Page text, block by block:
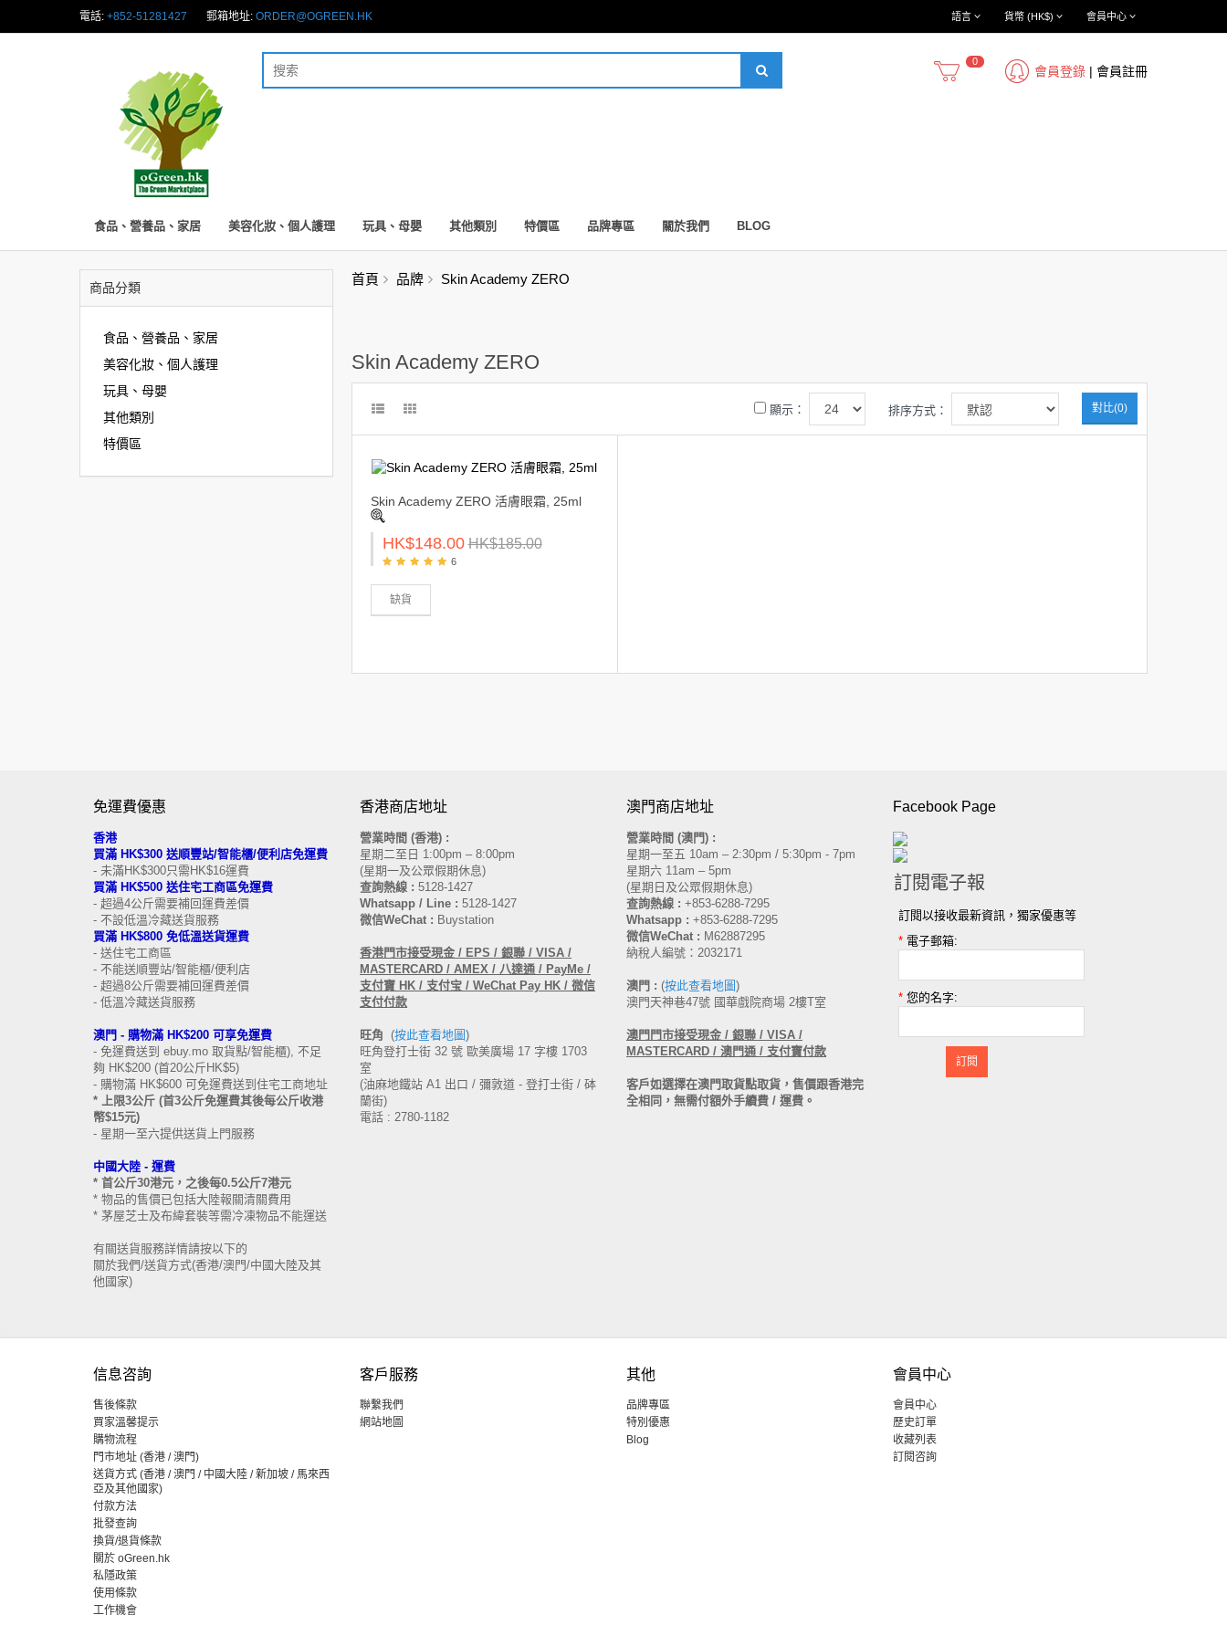
電話: +852-51281427 郵箱地址: ORDER@OGREEN.HK 會員中心
貨幣 (HK$)
語言
會員登錄 | 會員註冊
0
食品、營養品、家居 美容化妝、個人護理 玩具、母嬰 其他類別 特價區 品牌專區 關於我們 BLOG
商品分類
食品、營養品、家居
美容化妝、個人護理
玩具、母嬰
其他類別
特價區
首頁 品牌 Skin Academy ZERO
Skin Academy ZERO
對比(0)
排序方式：
顯示：
Skin Academy ZERO 活膚眼霜, 25ml
HK$148.00 HK$185.00
6
缺貨
免運費優惠
香港
買滿 HK$300 送順豐站/智能櫃/便利店免運費
- 未滿HK$300只需HK$16運費
買滿 HK$500 送住宅工商區免運費
- 超過4公斤需要補回運費差價
- 不設低溫冷藏送貨服務
買滿 HK$800 免低溫送貨運費
- 送住宅工商區
- 不能送順豐站/智能櫃/便利店
- 超過8公斤需要補回運費差價
- 低溫冷藏送貨服務
澳門 - 購物滿 HK$200 可享免運費
- 免運費送到 ebuy.mo 取貨點/智能櫃), 不足
夠 HK$200 (首20公斤HK$5)
- 購物滿 HK$600 可免運費送到住宅工商地址
* 上限3公斤 (首3公斤免運費其後每公斤收港
幣$15元)
- 星期一至六提供送貨上門服務
中國大陸 - 運費
* 首公斤30港元，之後每0.5公斤7港元
* 物品的售價已包括大陸報關清關費用
* 茅屋芝士及布緯套裝等需冷凍物品不能運送
有關送貨服務詳情請按以下的
關於我們/送貨方式(香港/澳門/中國大陸及其
他國家)
香港商店地址
營業時間 (香港) :
星期二至日 1:00pm – 8:00pm
(星期一及公眾假期休息)
查詢熱線 : 5128-1427
Whatsapp / Line : 5128-1427
微信WeChat : Buystation
香港門市接受現金 / EPS / 銀聯 / VISA /
MASTERCARD / AMEX / 八達通 / PayMe /
支付寶 HK / 支付宝 / WeChat Pay HK / 微信
支付付款
旺角 (按此查看地圖)
旺角登打士街 32 號 歐美廣場 17 字樓 1703
室
(油麻地鐵站 A1 出口 / 彌敦道 - 登打士街 / 砵
蘭街)
電話 : 2780-1182
澳門商店地址
營業時間 (澳門) :
星期一至五 10am – 2:30pm / 5:30pm - 7pm
星期六 11am – 5pm
(星期日及公眾假期休息)
查詢熱線 : +853-6288-7295
Whatsapp : +853-6288-7295
微信WeChat : M62887295
納稅人編號：2032171
澳門 : (按此查看地圖)
澳門天神巷47號 國華戲院商場 2樓T室
澳門 門市接受現金 / 銀聯 / VISA /
MASTERCARD / 澳門通 / 支付寶付款
客戶如選擇在澳門取貨點取貨，售價跟香港完
全相同，無需付額外手續費 / 運費。
Facebook Page
訂閱電子報
訂閱以接收最新資訊，獨家優惠等
* 電子郵箱:
* 您的名字:
訂閱
信息咨詢
售後條款
買家溫馨提示
購物流程
門市地址 (香港 / 澳門)
送貨方式 (香港 / 澳門 / 中國大陸 / 新加坡 / 馬來西
亞及其他國家)
付款方法
批發查詢
換貨/退貨條款
關於 oGreen.hk
私隱政策
使用條款
工作機會
客戶服務
聯繫我們
網站地圖
其他
品牌專區
特別優惠
Blog
會員中心
會員中心
歷史訂單
收藏列表
訂閱咨詢